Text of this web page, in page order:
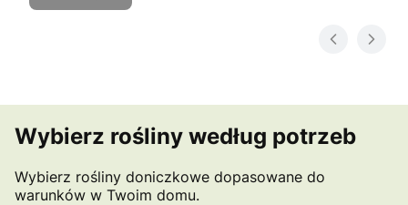
Wybierz rośliny według potrzeb
Wybierz rośliny doniczkowe dopasowane do
warunków w Twoim domu.